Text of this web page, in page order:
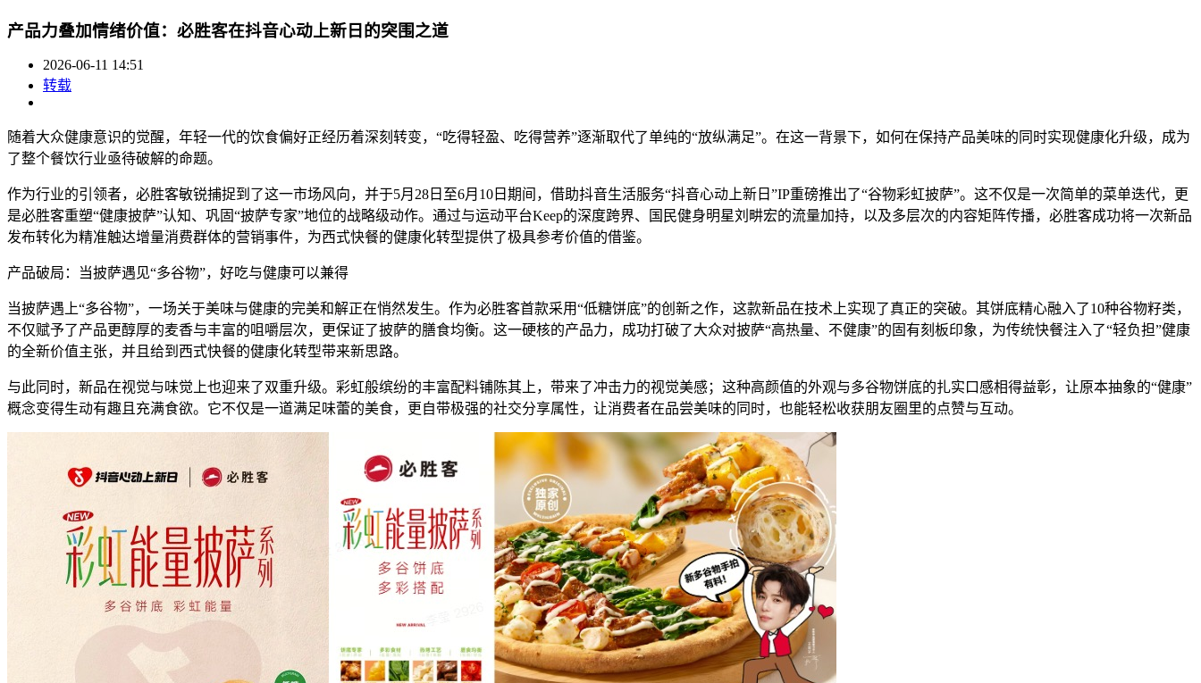
产品力叠加情绪价值：必胜客在抖音心动上新日的突围之道
2026-06-11 14:51
转载
随着大众健康意识的觉醒，年轻一代的饮食偏好正经历着深刻转变，“吃得轻盈、吃得营养”逐渐取代了单纯的“放纵满足”。在这一背景下，如何在保持产品美味的同时实现健康化升级，成为
了整个餐饮行业亟待破解的命题。
作为行业的引领者，必胜客敏锐捕捉到了这一市场风向，并于5月28日至6月10日期间，借助抖音生活服务“抖音心动上新日”IP重磅推出了“谷物彩虹披萨”。这不仅是一次简单的菜单迭代，更
是必胜客重塑“健康披萨”认知、巩固“披萨专家”地位的战略级动作。通过与运动平台Keep的深度跨界、国民健身明星刘畊宏的流量加持，以及多层次的内容矩阵传播，必胜客成功将一次新品
发布转化为精准触达增量消费群体的营销事件，为西式快餐的健康化转型提供了极具参考价值的借鉴。
产品破局：当披萨遇见“多谷物”，好吃与健康可以兼得
当披萨遇上“多谷物”，一场关于美味与健康的完美和解正在悄然发生。作为必胜客首款采用“低糖饼底”的创新之作，这款新品在技术上实现了真正的突破。其饼底精心融入了10种谷物籽类，
不仅赋予了产品更醇厚的麦香与丰富的咀嚼层次，更保证了披萨的膳食均衡。这一硬核的产品力，成功打破了大众对披萨“高热量、不健康”的固有刻板印象，为传统快餐注入了“轻负担”健康
的全新价值主张，并且给到西式快餐的健康化转型带来新思路。
与此同时，新品在视觉与味觉上也迎来了双重升级。彩虹般缤纷的丰富配料铺陈其上，带来了冲击力的视觉美感；这种高颜值的外观与多谷物饼底的扎实口感相得益彰，让原本抽象的“健康”
概念变得生动有趣且充满食欲。它不仅是一道满足味蕾的美食，更自带极强的社交分享属性，让消费者在品尝美味的同时，也能轻松收获朋友圈里的点赞与互动。